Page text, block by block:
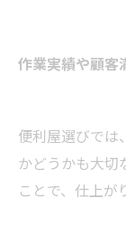
作業実績や顧客
便利屋選びでは、
かどうかも大切
ことで、仕上が